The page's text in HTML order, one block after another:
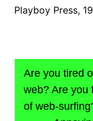
Playboy Press,
Are you tired
web? Are you
of web-